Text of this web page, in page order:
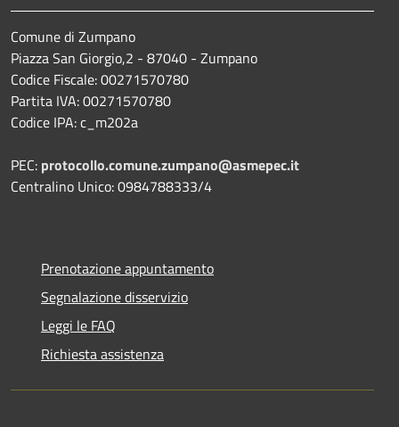
Comune di Zumpano
Piazza San Giorgio,2 - 87040 - Zumpano
Codice Fiscale: 00271570780
Partita IVA: 00271570780
Codice IPA: c_m202a
PEC: protocollo.comune.zumpano@asmepec.it
Centralino Unico: 0984788333/4
Prenotazione appuntamento
Segnalazione disservizio
Leggi le FAQ
Richiesta assistenza